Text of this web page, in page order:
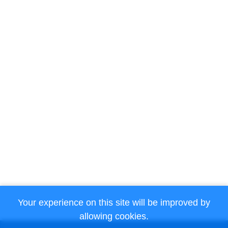
Your experience on this site will be improved by
allowing cookies.